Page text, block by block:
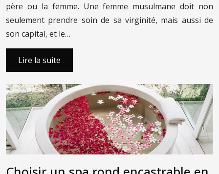
père ou la femme. Une femme musulmane doit non
seulement prendre soin de sa virginité, mais aussi de
son capital, et le…
Lire la suite